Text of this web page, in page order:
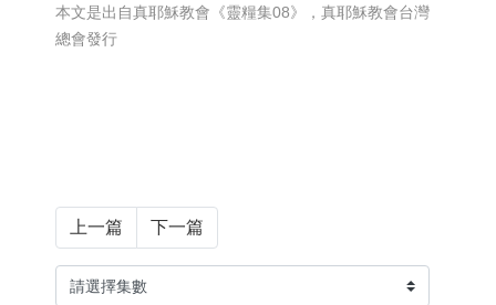
本文是出自真耶穌教會《靈糧集08》，真耶穌教會台灣
總會發行
上一篇 下一篇